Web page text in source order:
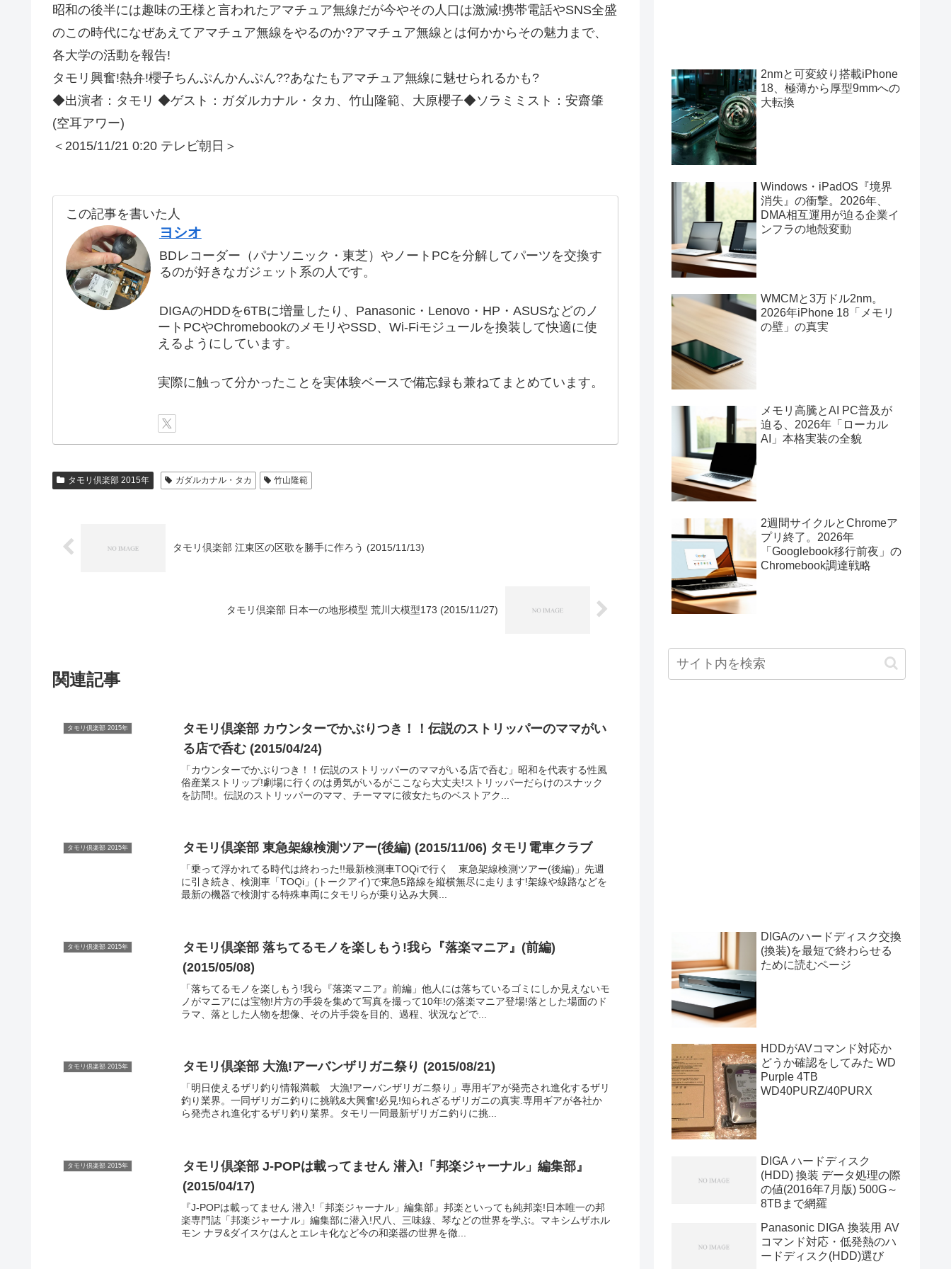
昭和の後半には趣味の王様と言われたアマチュア無線だが今やその人口は激減!携帯電話やSNS全盛
のこの時代になぜあえてアマチュア無線をやるのか?アマチュア無線とは何かからその魅力まで、
各大学の活動を報告!
タモリ興奮!熱弁!櫻子ちんぷんかんぷん??あなたもアマチュア無線に魅せられるかも?
◆出演者：タモリ ◆ゲスト：ガダルカナル・タカ、竹山隆範、大原櫻子◆ソラミミスト：安齋肇
(空耳アワー)
＜2015/11/21 0:20 テレビ朝日＞
この記事を書いた人
ヨシオ
BDレコーダー（パナソニック・東芝）やノートPCを分解してパーツを交換す
るのが好きなガジェット系の人です。
DIGAのHDDを6TBに増量したり、Panasonic・Lenovo・HP・ASUSなどのノ
ートPCやChromebookのメモリやSSD、Wi-Fiモジュールを換装して快適に使
えるようにしています。
実際に触って分かったことを実体験ベースで備忘録も兼ねてまとめています。
タモリ倶楽部 2015年 ガダルカナル・タカ 竹山隆範
タモリ倶楽部 江東区の区歌を勝手に作ろう (2015/11/13)
タモリ倶楽部 日本一の地形模型 荒川大模型173 (2015/11/27)
関連記事
タモリ倶楽部 2015年
タモリ倶楽部 カウンターでかぶりつき！！伝説のストリッパーのママがい
る店で呑む (2015/04/24)
「カウンターでかぶりつき！！伝説のストリッパーのママがいる店で呑む」昭和を代表する性風
俗産業ストリップ!劇場に行くのは勇気がいるがここなら大丈夫!ストリッパーだらけのスナック
を訪問!。伝説のストリッパーのママ、チーママに彼女たちのベストアク...
タモリ倶楽部 2015年 タモリ倶楽部 東急架線検測ツアー(後編) (2015/11/06) タモリ電車クラブ
「乗って浮かれてる時代は終わった!!最新検測車TOQiで行く 東急架線検測ツアー(後編)」先週
に引き続き、検測車「TOQi」(トークアイ)で東急5路線を縦横無尽に走ります!架線や線路などを
最新の機器で検測する特殊車両にタモリらが乗り込み大興...
タモリ倶楽部 2015年
タモリ倶楽部 落ちてるモノを楽しもう!我ら『落楽マニア』(前編)
(2015/05/08)
「落ちてるモノを楽しもう!我ら『落楽マニア』前編」他人には落ちているゴミにしか見えないモ
ノがマニアには宝物!片方の手袋を集めて写真を撮って10年!の落楽マニア登場!落とした場面のド
ラマ、落とした人物を想像、その片手袋を目的、過程、状況などで...
タモリ倶楽部 2015年 タモリ倶楽部 大漁!アーバンザリガニ祭り (2015/08/21)
「明日使えるザリ釣り情報満載 大漁!アーバンザリガニ祭り」専用ギアが発売され進化するザリ
釣り業界。一同ザリガニ釣りに挑戦&大興奮!必見!知られざるザリガニの真実.専用ギアが各社か
ら発売され進化するザリ釣り業界。タモリ一同最新ザリガニ釣りに挑...
タモリ倶楽部 2015年
タモリ倶楽部 J-POPは載ってません 潜入!「邦楽ジャーナル」編集部』
(2015/04/17)
『J-POPは載ってません 潜入!「邦楽ジャーナル」編集部』邦楽といっても純邦楽!日本唯一の邦
楽専門誌「邦楽ジャーナル」編集部に潜入!尺八、三味線、琴などの世界を学ぶ。マキシムザホル
モン ナヲ&ダイスケはんとエレキ化など今の和楽器の世界を徹...
2nmと可変絞り搭載iPhone
18、極薄から厚型9mmへの
大転換
Windows・iPadOS『境界
消失』の衝撃。2026年、
DMA相互運用が迫る企業イ
ンフラの地殻変動
WMCMと3万ドル2nm。
2026年iPhone 18「メモリ
の壁」の真実
メモリ高騰とAI PC普及が
迫る、2026年「ローカル
AI」本格実装の全貌
2週間サイクルとChromeア
プリ終了。2026年
「Googlebook移行前夜」の
Chromebook調達戦略
DIGAのハードディスク交換
(換装)を最短で終わらせる
ために読むページ
HDDがAVコマンド対応か
どうか確認をしてみた WD
Purple 4TB
WD40PURZ/40PURX
DIGA ハードディスク
(HDD) 換装 データ処理の際
の値(2016年7月版) 500G～
8TBまで網羅
Panasonic DIGA 換装用 AV
コマンド対応・低発熱のハ
ードディスク(HDD)選び